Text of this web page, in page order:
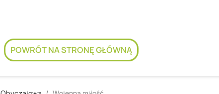
POWRÓT NA STRONĘ GŁÓWNĄ